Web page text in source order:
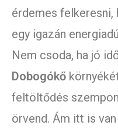
érdemes felkeresni,
egy igazán
Nem csoda, ha jó
Dobogókő
feltöltődés
örvend. Ám itt is